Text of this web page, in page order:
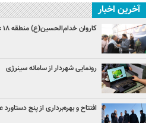
آخرین اخبار
کاروان خدام‌الحسین(ع) منطقه ۱۸ عازم مهران شد
رونمایی شهردار از سامانه سینرژی
افتتاح و بهره‌برداری از پنج